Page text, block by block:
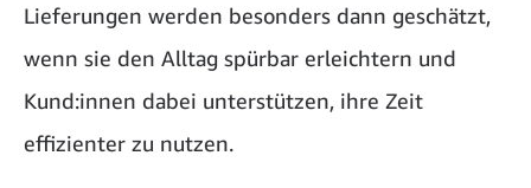
Lieferungen werden besonders dann geschätzt,
wenn sie den Alltag spürbar erleichtern und
Kund:innen dabei unterstützen, ihre Zeit
effizienter zu nutzen.